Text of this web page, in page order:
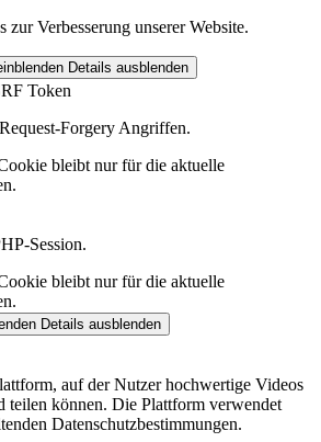
Verbesserung unserer Website.
Details ausblenden
Token
Forgery Angriffen.
bleibt nur für die aktuelle
Session.
bleibt nur für die aktuelle
Details ausblenden
auf der Nutzer hochwertige Videos
teilen können. Die Plattform verwendet
Datenschutzbestimmungen.